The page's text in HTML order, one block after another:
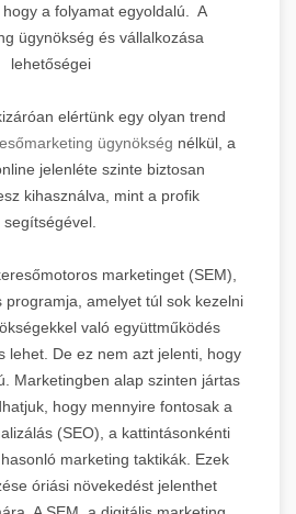
a folyamat egyoldalú. A
ügynökség és vállalkozása
lehetőségei
elértünk egy olyan trend
ügynökség nélkül, a
jelenléte szinte biztosan
kihasználva, mint a profik
segítségével.
marketinget (SEM),
programja, amelyet túl sok kezelni
való együttműködés
lehet. De ez nem azt jelenti, hogy
Marketingben alap szinten jártas
hogy mennyire fontosak a
(SEO), a kattintásonkénti
marketing taktikák. Ezek
óriási növekedést jelenthet